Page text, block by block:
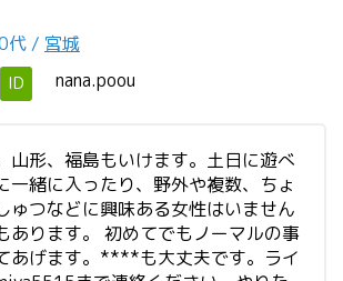
代 / 宮城
ID nana.poou
山形、福島もいけます。土日に遊べ
一緒に入ったり、野外や複数、ちょ
ゅつなどに興味ある女性はいません
あります。 初めてでもノーマルの事
あげます。****も大丈夫です。ライ